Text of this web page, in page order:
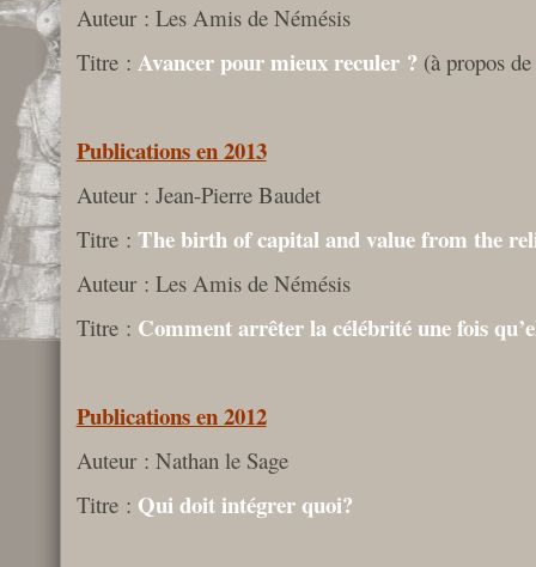
Auteur : Les Amis de Némésis
Titre : Avancer pour mieux reculer ? (à propos
Publications en 2013
Auteur : Jean-Pierre Baudet
Titre : The birth of capital and value from the
Auteur : Les Amis de Némésis
Titre : Comment arrêter la célébrité une fois
Publications en 2012
Auteur : Nathan le Sage
Titre : Qui doit intégrer quoi?